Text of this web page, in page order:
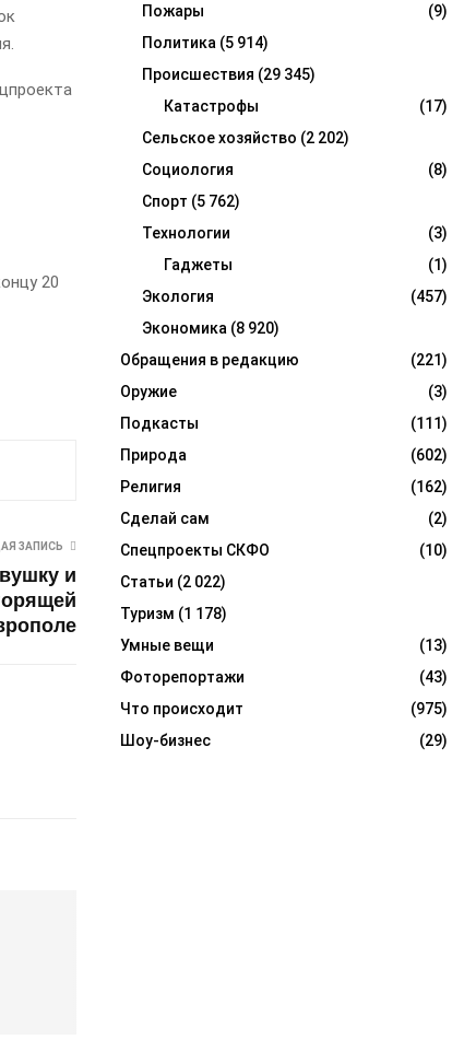
20
ЗАПИСЬ
и
Пожары
(9)
Политика (5 914)
Происшествия (29 345)
Катастрофы
(17)
Сельское хозяйство (2 202)
Социология
(8)
Спорт (5 762)
Технологии
(3)
Гаджеты
(1)
Экология
(457)
Экономика (8 920)
Обращения в редакцию
(221)
Оружие
(3)
Подкасты
(111)
Природа
(602)
Религия
(162)
Сделай сам
(2)
Спецпроекты СКФО
(10)
Статьи (2 022)
Туризм (1 178)
Умные вещи
(13)
Фоторепортажи
(43)
Что происходит
(975)
Шоу-бизнес
(29)